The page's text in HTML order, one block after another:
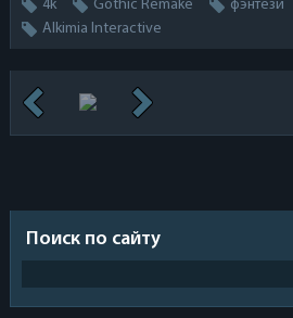
4k
Gothic Remake фэнтези
Alkimia Interactive
Поиск по сайту